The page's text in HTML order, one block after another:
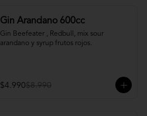
Gin Arandano 600cc
Gin Beefeater , Redbull, mix sour
arandano y syrup frutos rojos.
$4.990$8.990